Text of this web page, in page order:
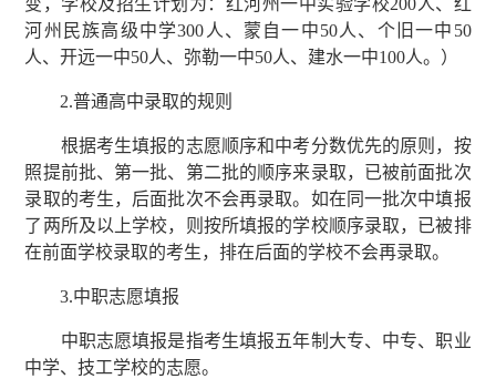
变，学校及招生计划为：红河州一中实验学校200人、红
河州民族高级中学300人、蒙自一中50人、个旧一中50
人、开远一中50人、弥勒一中50人、建水一中100人。）
2.普通高中录取的规则
根据考生填报的志愿顺序和中考分数优先的原则，按
照提前批、第一批、第二批的顺序来录取，已被前面批次
录取的考生，后面批次不会再录取。如在同一批次中填报
了两所及以上学校，则按所填报的学校顺序录取，已被排
在前面学校录取的考生，排在后面的学校不会再录取。
3.中职志愿填报
中职志愿填报是指考生填报五年制大专、中专、职业
中学、技工学校的志愿。